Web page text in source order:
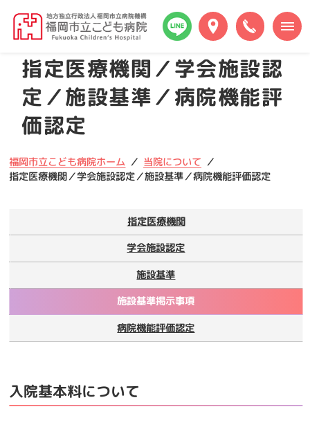
福
岡
指定医療機関／学会施設認
定／施設基準／病院機能評
価認定
福岡市立こども病院ホーム 当院について
指定医療機関／学会施設認定／施設基準／病院機能評価認定
指定医療機関
学会施設認定
施設基準
施設基準掲示事項
病院機能評価認定
入院基本料について